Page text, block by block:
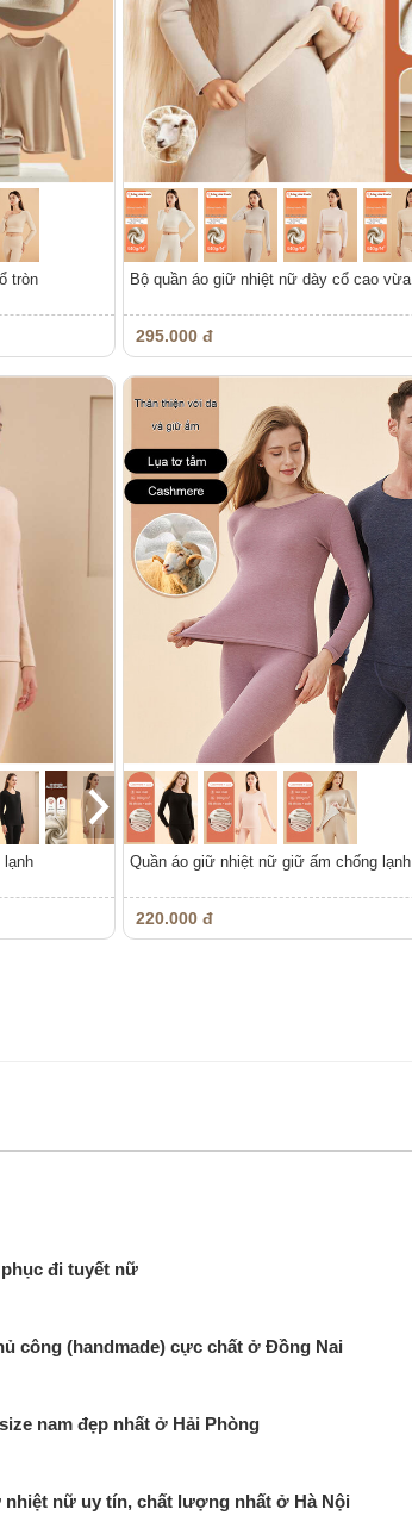
tròn Bộ quần áo giữ nhiệt nữ dày cổ cao vừa
295.000 đ
lạnh Quần áo giữ nhiệt nữ giữ ấm chống lạnh
220.000 đ
đi tuyết nữ
công (handmade) cực chất ở Đồng Nai
nam đẹp nhất ở Hải Phòng
nhiệt nữ uy tín, chất lượng nhất ở Hà Nội